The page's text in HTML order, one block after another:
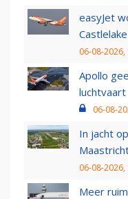
easyJet
06-08-2026,
Apollo
luchtvaart
06-08-
In jacht
06-08-2026,
Meer